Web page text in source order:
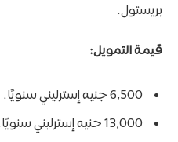
بريستول.
قيمة التمويل:
6,500 جنيه إسترليني سنويًا.
13,000 جنيه إسترليني سنويًا.